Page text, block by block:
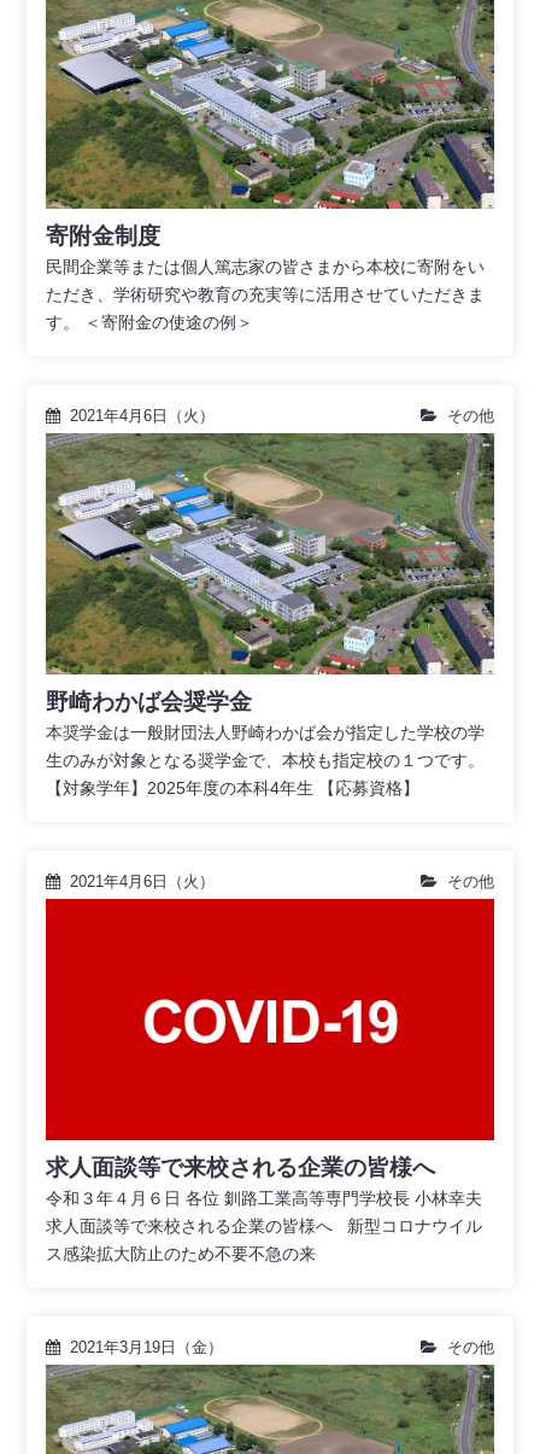
寄附金制度
民間企業等または個人篤志家の皆さまから本校に寄附をい
ただき、学術研究や教育の充実等に活用させていただきま
す。 ＜寄附金の使途の例＞
2021年4月6日（火） その他
野崎わかば会奨学金
本奨学金は一般財団法人野崎わかば会が指定した学校の学
生のみが対象となる奨学金で、本校も指定校の１つです。
【対象学年】2025年度の本科4年生 【応募資格】
2021年4月6日（火） その他
求人面談等で来校される企業の皆様へ
令和３年４月６日 各位 釧路工業高等専門学校長 小林幸夫
求人面談等で来校される企業の皆様へ 新型コロナウイル
ス感染拡大防止のため不要不急の来
2021年3月19日（金） その他